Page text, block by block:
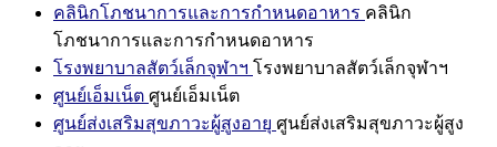
คลินิกโภชนาการและการกำหนดอาหาร คลินิก
โภชนาการและการกำหนดอาหาร
โรงพยาบาลสัตว์เล็กจุฬาฯ โรงพยาบาลสัตว์เล็กจุฬาฯ
ศูนย์เอ็มเน็ต ศูนย์เอ็มเน็ต
ศูนย์ส่งเสริมสุขภาวะผู้สูงอายุ ศูนย์ส่งเสริมสุขภาวะผู้สูง